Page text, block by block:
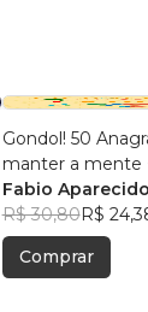
Gondol! 50
manter a mente
Fabio
R$ 30,80R$
Comprar